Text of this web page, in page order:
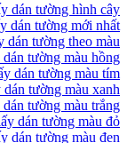
dán tường hình cây
dán tường mới nhất
dán tường theo màu
tường màu hồng
dán tường màu tím
dán tường màu xanh
tường màu trắng
dán tường màu đỏ
dán tường màu đen